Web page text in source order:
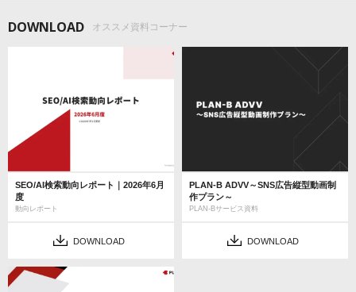
DOWNLOAD オススメ資料コーナー
SEO/AI検索動向レポート｜2026年6月
度
動向レポート
DOWNLOAD
PLAN-B ADVV～SNS広告縦型動画制
作プラン～
PLAN-Bサービス資料
DOWNLOAD